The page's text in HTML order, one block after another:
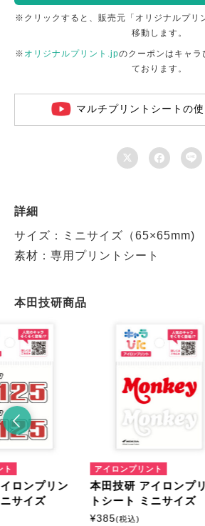
※クリックすると、販売元「オリジナルプリ
移動します。
※ オリジナルプリント.jpのクーポンはキャラ
ております。
マルチプリントシートの
  
詳細
サイズ：ミニサイズ（65×65mm)
素材：専用プリントシート
本田技研商品
ト
ロンプリン
サイズ
アイロンプリント
本田技研 アイロンプ
トシート ミニサイズ
¥385(税込)